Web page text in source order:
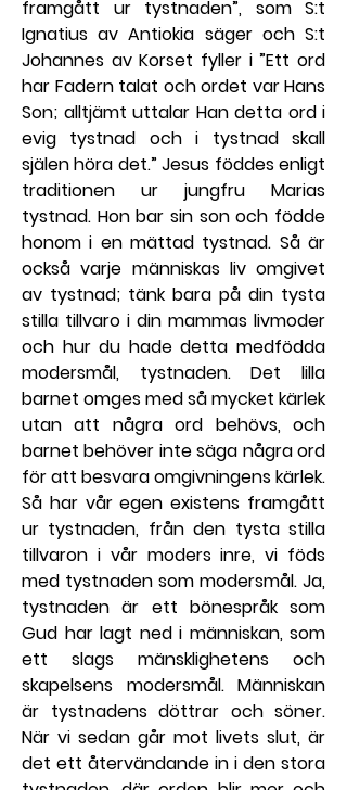
framgått ur tystnaden”, som S:t
Ignatius av Antiokia säger och S:t
Johannes av Korset fyller i ”Ett ord
har Fadern talat och ordet var Hans
Son; alltjämt uttalar Han detta ord i
evig tystnad och i tystnad skall
själen höra det.” Jesus föddes enligt
traditionen ur jungfru Marias
tystnad. Hon bar sin son och födde
honom i en mättad tystnad. Så är
också varje människas liv omgivet
av tystnad; tänk bara på din tysta
stilla tillvaro i din mammas livmoder
och hur du hade detta medfödda
modersmål, tystnaden. Det lilla
barnet omges med så mycket kärlek
utan att några ord behövs, och
barnet behöver inte säga några ord
för att besvara omgivningens kärlek.
Så har vår egen existens framgått
ur tystnaden, från den tysta stilla
tillvaron i vår moders inre, vi föds
med tystnaden som modersmål. Ja,
tystnaden är ett bönespråk som
Gud har lagt ned i människan, som
ett slags mänsklighetens och
skapelsens modersmål. Människan
är tystnadens döttrar och söner.
När vi sedan går mot livets slut, är
det ett återvändande in i den stora